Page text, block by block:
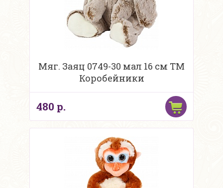
Мяг. Заяц 0749-30 мал 16 см ТМ
Коробейники
480 р.